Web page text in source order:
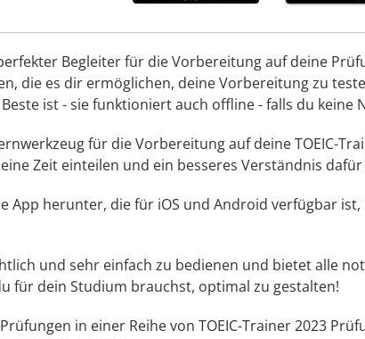
Begleiter für die Vorbereitung auf deine
die es dir ermöglichen, deine Vorbereitung zu
ist - sie funktioniert auch offline - falls du keine
für die Vorbereitung auf deine TOEIC-
Zeit einteilen und ein besseres Verständnis
App herunter, die für iOS und Android verfügbar
und sehr einfach zu bedienen und bietet alle
für dein Studium brauchst, optimal zu gestalten!
in einer Reihe von TOEIC-Trainer 2023